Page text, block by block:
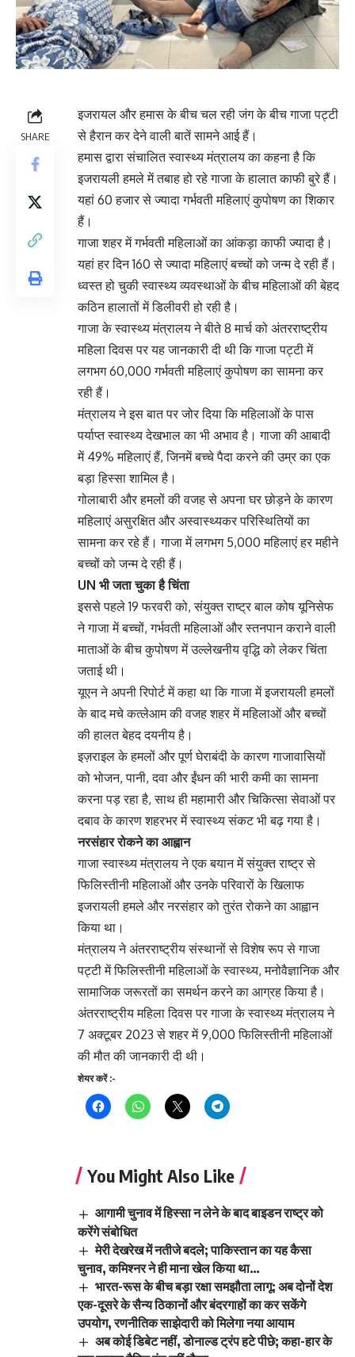
SHARE
इजरायल और हमास के बीच चल रही जंग के बीच गाजा पट्टी
से हैरान कर देने वाली बातें सामने आई हैं।
हमास द्वारा संचालित स्वास्थ्य मंत्रालय का कहना है कि
इजरायली हमले में तबाह हो रहे गाजा के हालात काफी बुरे हैं।
यहां 60 हजार से ज्यादा गर्भवती महिलाएं कुपोषण का शिकार
हैं।
गाजा शहर में गर्भवती महिलाओं का आंकड़ा काफी ज्यादा है।
यहां हर दिन 160 से ज्यादा महिलाएं बच्चों को जन्म दे रही हैं।
ध्वस्त हो चुकी स्वास्थ्य व्यवस्थाओं के बीच महिलाओं की बेहद
कठिन हालातों में डिलीवरी हो रही है।
गाजा के स्वास्थ्य मंत्रालय ने बीते 8 मार्च को अंतरराष्ट्रीय
महिला दिवस पर यह जानकारी दी थी कि गाजा पट्टी में
लगभग 60,000 गर्भवती महिलाएं कुपोषण का सामना कर
रही हैं।
मंत्रालय ने इस बात पर जोर दिया कि महिलाओं के पास
पर्याप्त स्वास्थ्य देखभाल का भी अभाव है। गाजा की आबादी
में 49% महिलाएं हैं, जिनमें बच्चे पैदा करने की उम्र का एक
बड़ा हिस्सा शामिल है।
गोलाबारी और हमलों की वजह से अपना घर छोड़ने के कारण
महिलाएं असुरक्षित और अस्वास्थ्यकर परिस्थितियों का
सामना कर रहे हैं। गाजा में लगभग 5,000 महिलाएं हर महीने
बच्चों को जन्म दे रही हैं।
UN भी जता चुका है चिंता
इससे पहले 19 फरवरी को, संयुक्त राष्ट्र बाल कोष यूनिसेफ
ने गाजा में बच्चों, गर्भवती महिलाओं और स्तनपान कराने वाली
माताओं के बीच कुपोषण में उल्लेखनीय वृद्धि को लेकर चिंता
जताई थी।
यूएन ने अपनी रिपोर्ट में कहा था कि गाजा में इजरायली हमलों
के बाद मचे कत्लेआम की वजह शहर में महिलाओं और बच्चों
की हालत बेहद दयनीय है।
इज़राइल के हमलों और पूर्ण घेराबंदी के कारण गाजावासियों
को भोजन, पानी, दवा और ईंधन की भारी कमी का सामना
करना पड़ रहा है, साथ ही महामारी और चिकित्सा सेवाओं पर
दबाव के कारण शहरभर में स्वास्थ्य संकट भी बढ़ गया है।
नरसंहार रोकने का आह्वान
गाजा स्वास्थ्य मंत्रालय ने एक बयान में संयुक्त राष्ट्र से
फिलिस्तीनी महिलाओं और उनके परिवारों के खिलाफ
इजरायली हमले और नरसंहार को तुरंत रोकने का आह्वान
किया था।
मंत्रालय ने अंतरराष्ट्रीय संस्थानों से विशेष रूप से गाजा
पट्टी में फिलिस्तीनी महिलाओं के स्वास्थ्य, मनोवैज्ञानिक और
सामाजिक जरूरतों का समर्थन करने का आग्रह किया है।
अंतरराष्ट्रीय महिला दिवस पर गाजा के स्वास्थ्य मंत्रालय ने
7 अक्टूबर 2023 से शहर में 9,000 फिलिस्तीनी महिलाओं
की मौत की जानकारी दी थी।
शेयर करें :-
You Might Also Like
आगामी चुनाव में हिस्सा न लेने के बाद बाइडन राष्ट्र को
करेंगे संबोधित
मेरी देखरेख में नतीजे बदले; पाकिस्तान का यह कैसा
चुनाव, कमिश्नर ने ही माना खेल किया था…
भारत-रूस के बीच बड़ा रक्षा समझौता लागू: अब दोनों देश
एक-दूसरे के सैन्य ठिकानों और बंदरगाहों का कर सकेंगे
उपयोग, रणनीतिक साझेदारी को मिलेगा नया आयाम
अब कोई डिबेट नहीं, डोनाल्ड ट्रंप हटे पीछे; कहा-हार के